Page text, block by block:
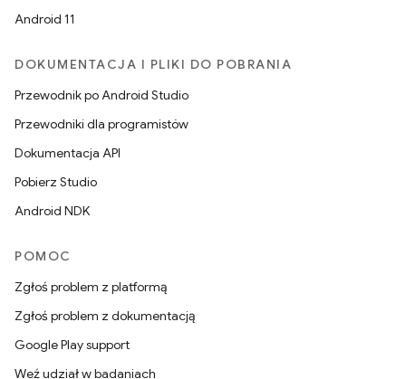
Android 11
DOKUMENTACJA I PLIKI DO POBRANIA
Przewodnik po Android Studio
Przewodniki dla programistów
Dokumentacja API
Pobierz Studio
Android NDK
POMOC
Zgłoś problem z platformą
Zgłoś problem z dokumentacją
Google Play support
Weź udział w badaniach